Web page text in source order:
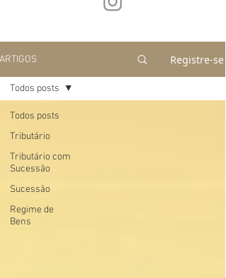
ARTIGOS Registre-se
Todos posts
Tributário
Tributário com
Sucessão
Sucessão
Regime de
Bens
Todos posts